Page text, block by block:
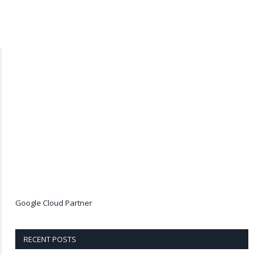
Google Cloud Partner
RECENT POSTS